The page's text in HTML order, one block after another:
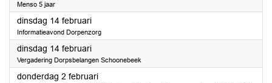
Menso 5 jaar
dinsdag 14 februari2023
Informatieavond Dorpenzorg
dinsdag 14 februari2023
Vergadering Dorpsbelangen Schoonebeek
donderdag 2 februari2023